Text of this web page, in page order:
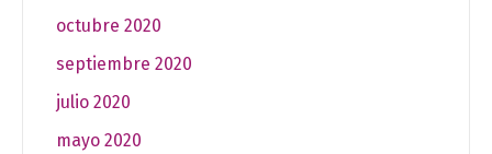
octubre 2020
septiembre 2020
julio 2020
mayo 2020